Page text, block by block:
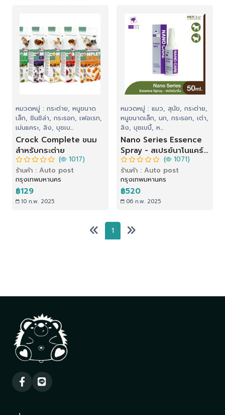
หมวดหมู่ : กระต่าย, หนูขนาด
เล็ก, ชินชิล่า, กระรอก, เฟอเรท,
เม่นแคระ, ลิง, บุชเบ...
Crock Complete ขนม
สำหรับกระต่าย
( 1017)
ร้านค้า : Auto post
กรุงเทพมหานคร
฿129
10 ก.พ. 2025
หมวดหมู่ : แมว, สุนัข, กระต่าย,
หนูขนาดเล็ก, นก, กระรอก, เต่า,
ลิง, บุชเบบี้, ห...
Nano Series Essence
Spray - สเปรย์นาโนแคร์
กระตุ้นการหายของแผล
สำหรับสัตว์เลี้ยง
( 1071)
ร้านค้า : Auto post
กรุงเทพมหานคร
฿520
06 ก.พ. 2025
1